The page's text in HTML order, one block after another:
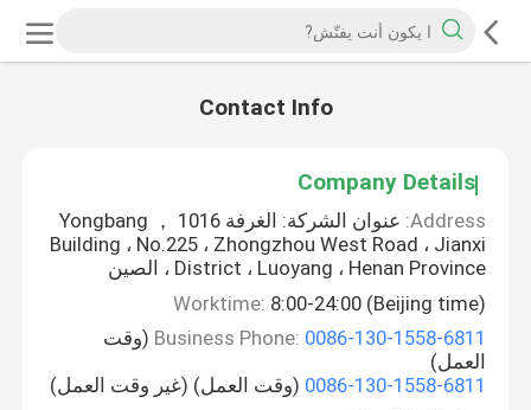
Contact Info
Company Details
Address:
عنوان الشركة: الغرفة 1016 ， Yongbang
Building ، No.225 ، Zhongzhou West Road ، Jianxi
District ، Luoyang ، Henan Province ، الصين
Worktime: 8:00-24:00 (Beijing time)
Business Phone: 0086-130-1558-6811
(وقت
العمل)
0086-130-1558-6811 (وقت العمل) (غير وقت العمل)